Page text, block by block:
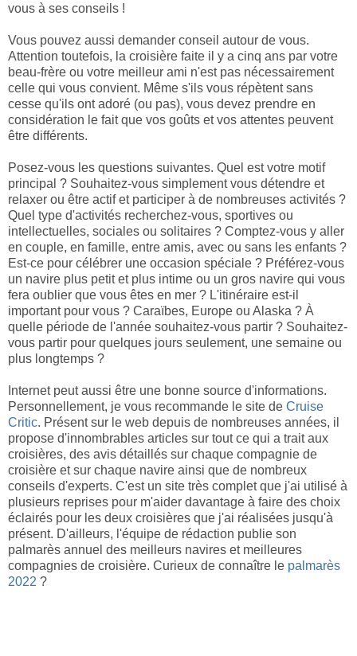
vous à ses conseils !
Vous pouvez aussi demander conseil autour de vous.
Attention toutefois, la croisière faite il y a cinq ans par votre
beau-frère ou votre meilleur ami n'est pas nécessairement
celle qui vous convient. Même s'ils vous répètent sans
cesse qu'ils ont adoré (ou pas), vous devez prendre en
considération le fait que vos goûts et vos attentes peuvent
être différents.
Posez-vous les questions suivantes. Quel est votre motif
principal ? Souhaitez-vous simplement vous détendre et
relaxer ou être actif et participer à de nombreuses activités ?
Quel type d'activités recherchez-vous, sportives ou
intellectuelles, sociales ou solitaires ? Comptez-vous y aller
en couple, en famille, entre amis, avec ou sans les enfants ?
Est-ce pour célébrer une occasion spéciale ? Préférez-vous
un navire plus petit et plus intime ou un gros navire qui vous
fera oublier que vous êtes en mer ? L'itinéraire est-il
important pour vous ? Caraïbes, Europe ou Alaska ? À
quelle période de l'année souhaitez-vous partir ? Souhaitez-
vous partir pour quelques jours seulement, une semaine ou
plus longtemps ?
Internet peut aussi être une bonne source d'informations.
Personnellement, je vous recommande le site de Cruise
Critic. Présent sur le web depuis de nombreuses années, il
propose d'innombrables articles sur tout ce qui a trait aux
croisières, des avis détaillés sur chaque compagnie de
croisière et sur chaque navire ainsi que de nombreux
conseils d'experts. C'est un site très complet que j'ai utilisé à
plusieurs reprises pour m'aider davantage à faire des choix
éclairés pour les deux croisières que j'ai réalisées jusqu'à
présent. D'ailleurs, l'équipe de rédaction publie son
palmarès annuel des meilleurs navires et meilleures
compagnies de croisière. Curieux de connaître le palmarès
2022 ?